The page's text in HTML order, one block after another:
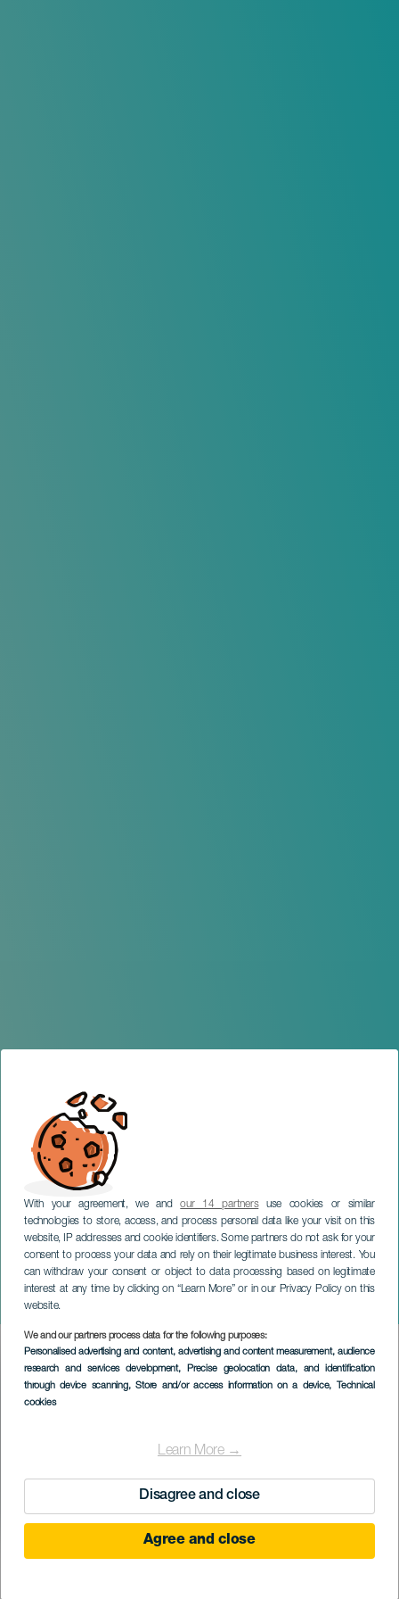
With your agreement, we andour 14 partnersuse cookies or similar
technologies to store, access, and process personal data like your visit on this
website, IP addresses and cookie identifiers. Some partners do not ask for your
consent to process your data and rely on their legitimate business interest. You
can withdraw your consent or object to data processing based on legitimate
interest at any time by clicking on “Learn More” or in our Privacy Policy on this
website.
We and our partners process data for the following purposes:
Personalised advertising and content, advertising and content measurement, audience
research and services development, Precise geolocation data, and identification
through device scanning, Store and/or access information on a device, Technical
cookies
Learn More →
Disagree and close
Agree and close
Julieta Venegas koncerten
TENERIFE
Imagen
Listado